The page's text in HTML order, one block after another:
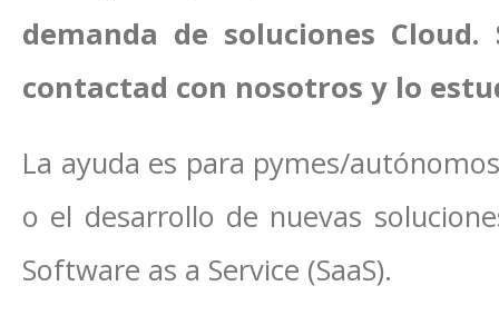
demanda de soluciones
contactad con nosotros y lo
La ayuda es para pymes/
o el desarrollo de nuevas
Software as a Service (SaaS).